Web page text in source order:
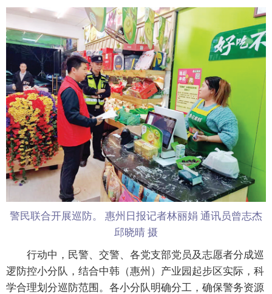
警民联合开展巡防。 惠州日报记者林丽娟 通讯员曾志杰
邱晓晴 摄
行动中，民警、交警、各党支部党员及志愿者分成巡
逻防控小分队，结合中韩（惠州）产业园起步区实际，科
学合理划分巡防范围。各小分队明确分工，确保警务资源